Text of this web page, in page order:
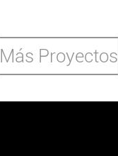
Más Proyectos